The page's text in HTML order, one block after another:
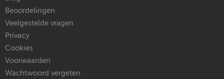
Beoordelingen
Veelgestelde vragen
Privacy
Cookies
Voorwaarden
Wachtwoord vergeten